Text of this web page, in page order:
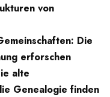
von
Die
erforschen
alte
Genealogie finden